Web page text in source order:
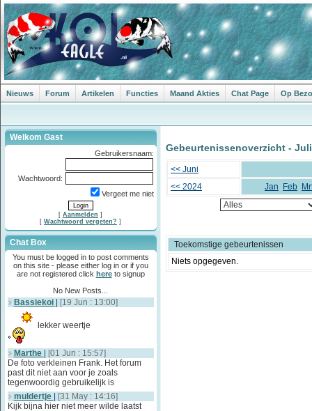
Nieuws Forum Artikelen Functies Maand Akties Chat Page Op
Welkom Gast
Gebruikersnaam:
Wachtwoord:
Vergeet me niet
[ Aanmelden ]
[ Wachtwoord vergeten? ]
Chat Box
You must be logged in to post comments
on this site - please either log in or if you
are not registered click hereto signup
No New Posts...
Bassiekoi [19 Jun : 13:00]
lekker weertje
Marthe
[01 Jun : 15:57]
De foto verkleinen Frank. Het forum
past dit niet aan voor je zoals
tegenwoordig gebruikelijk is
muldertje
[31 May : 14:16]
Kijk bijna hier niet meer wilde laatst
Gebeurtenissenoverzicht -
<< Juni
<< 2024
Jan Feb
Toekomstige gebeurtenissen
Niets opgegeven.